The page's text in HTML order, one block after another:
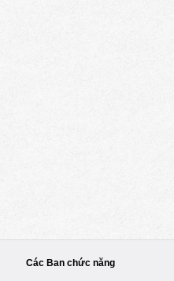
Các Ban chức năng